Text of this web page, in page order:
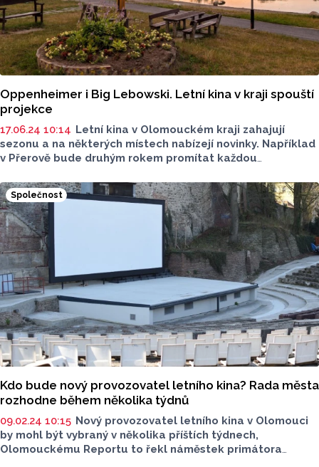
Oppenheimer i Big Lebowski. Letní kina v kraji spouští
projekce
17.06.24 10:14 Letní kina v Olomouckém kraji zahajují
sezonu a na některých místech nabízejí novinky. Například
v Přerově bude druhým rokem promítat každou
Po setmění, do jehož programu mohli letos poprvé
zasáhnout i samotní diváci. V Hranicích letní kino promítá
od začátku června, v létě se promění i v divadelní scénu.
Společnost
Kdo bude nový provozovatel letního kina? Rada města
rozhodne během několika týdnů
09.02.24 10:15 Nový provozovatel letního kina v Olomouci
by mohl být vybraný v několika příštích týdnech,
Olomouckému Reportu to řekl náměstek primátora